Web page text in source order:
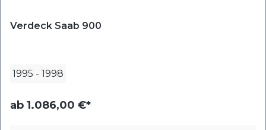
Verdeck Saab 900
1995 - 1998
ab 1.086,00 €*